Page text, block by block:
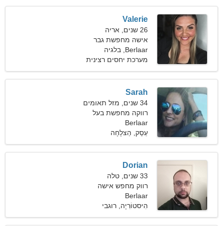
Valerie
26 שנים, אריה
אישה מחפשת גבר
Berlaar, בלגיה
מערכת יחסים רצינית
Sarah
34 שנים, מזל תאומים
רווקה מחפשת בעל
Berlaar
עֵסֶק, הַצלָחָה
Dorian
33 שנים, טלה
רווק מחפש אישה
Berlaar
הִיסטוֹרִיָה, רוגבי